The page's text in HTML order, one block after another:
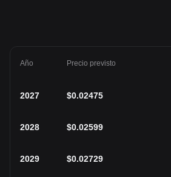
Año Precio previsto
2027 $0.02475
2028 $0.02599
2029 $0.02729